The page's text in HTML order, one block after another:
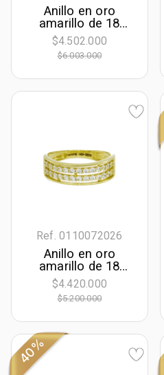
Anillo en oro
amarillo de 18
Kilates
$4.502.000
$6.003.000
Ref. 0110072026
Anillo en oro
amarillo de 18
Kilates, con
zircones
$4.420.000
$5.200.000
40%